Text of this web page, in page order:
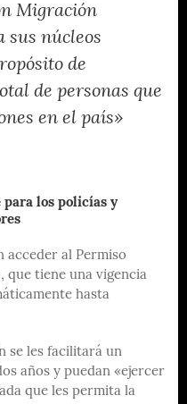
Migración
sus núcleos
de
de personas que
en el país»
para los policías y
acceder al Permiso
que tiene una vigencia
hasta
se les facilitará un
años y puedan «ejercer
que les permita la